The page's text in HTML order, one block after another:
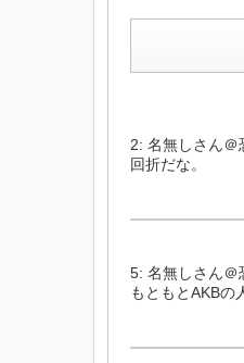
2: 名無しさん＠
回折だな。
5: 名無しさん＠
もともとAKBの